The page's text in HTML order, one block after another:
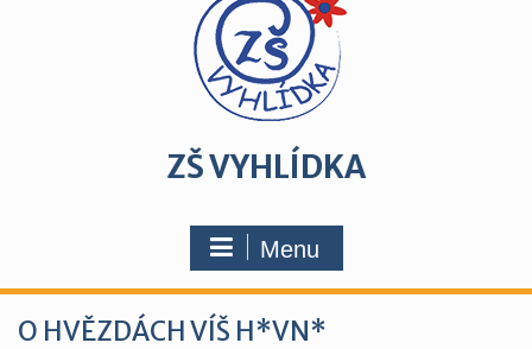
ZŠ VYHLÍDKA
Menu
O HVĚZDÁCH VÍŠ H*VN*